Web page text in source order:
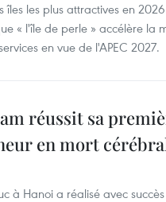
îles les plus attractives en
« l'île de perle » accélère la
en vue de l'APEC 2027.
réussit sa
en mort
à Hanoi a réalisé avec